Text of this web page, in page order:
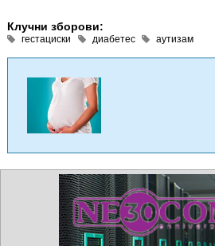
Клучни зборови:
гестациски диабетес аутизам